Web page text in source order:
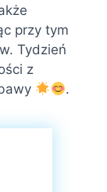
przy tym
Tydzień
z
.